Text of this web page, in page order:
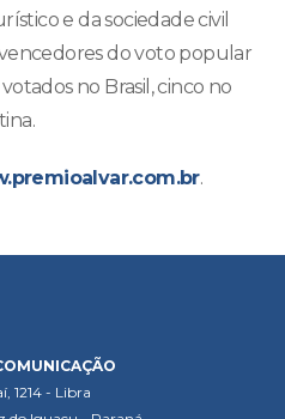
e da sociedade civil
do voto popular
no Brasil, cinco no
.
1214 - Libra